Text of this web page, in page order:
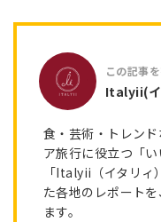
Italyii(イ
食・芸術・トレン
ア旅行に役立つ「
「Italyii（イタリィ
た各地のレポート
ます。